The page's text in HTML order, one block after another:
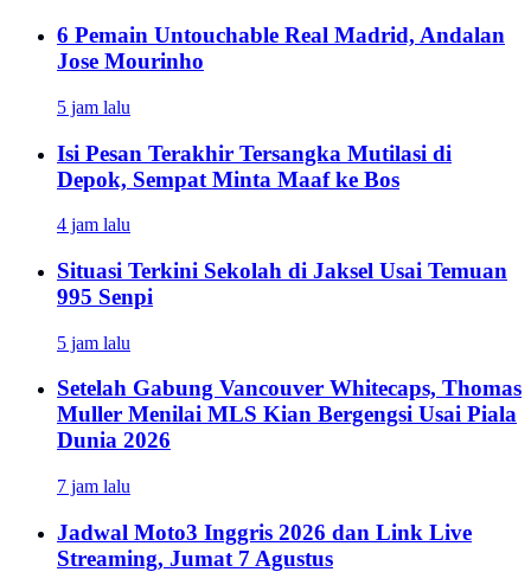
6 Pemain Untouchable Real Madrid, Andalan
Jose Mourinho
5 jam lalu
Isi Pesan Terakhir Tersangka Mutilasi di
Depok, Sempat Minta Maaf ke Bos
4 jam lalu
Situasi Terkini Sekolah di Jaksel Usai Temuan
995 Senpi
5 jam lalu
Setelah Gabung Vancouver Whitecaps, Thomas
Muller Menilai MLS Kian Bergengsi Usai Piala
Dunia 2026
7 jam lalu
Jadwal Moto3 Inggris 2026 dan Link Live
Streaming, Jumat 7 Agustus